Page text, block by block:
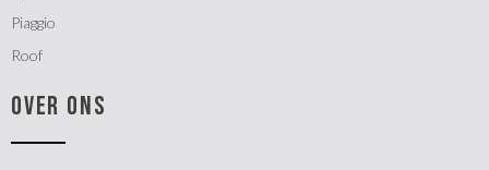
Piaggio
Roof
OVER ONS